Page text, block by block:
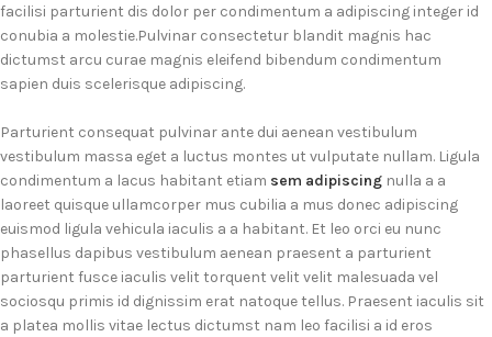
facilisi parturient dis dolor per condimentum a adipiscing integer id
conubia a molestie.Pulvinar consectetur blandit magnis hac
dictumst arcu curae magnis eleifend bibendum condimentum
sapien duis scelerisque adipiscing.
Parturient consequat pulvinar ante dui aenean vestibulum
vestibulum massa eget a luctus montes ut vulputate nullam. Ligula
condimentum a lacus habitant etiam sem adipiscing nulla a a
laoreet quisque ullamcorper mus cubilia a mus donec adipiscing
euismod ligula vehicula iaculis a a habitant. Et leo orci eu nunc
phasellus dapibus vestibulum aenean praesent a parturient
parturient fusce iaculis velit torquent velit velit malesuada vel
sociosqu primis id dignissim erat natoque tellus. Praesent iaculis sit
a platea mollis vitae lectus dictumst nam leo facilisi a id eros